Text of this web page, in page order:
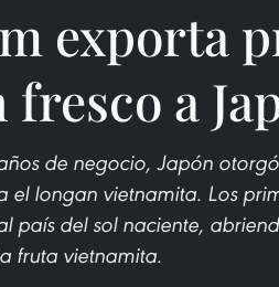
exporta
a
de negocio, Japón
el longan vietnamita. Los
país del sol naciente,
fruta vietnamita.